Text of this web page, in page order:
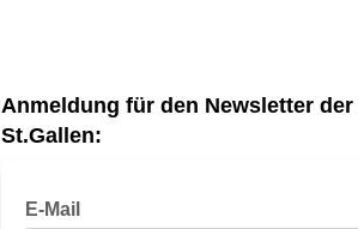
Anmeldung für den Newsletter
St.Gallen:
E-Mail